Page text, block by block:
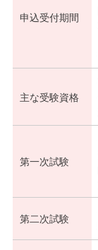
申込受付期間
主な受験資格
第一次試験
第二次試験